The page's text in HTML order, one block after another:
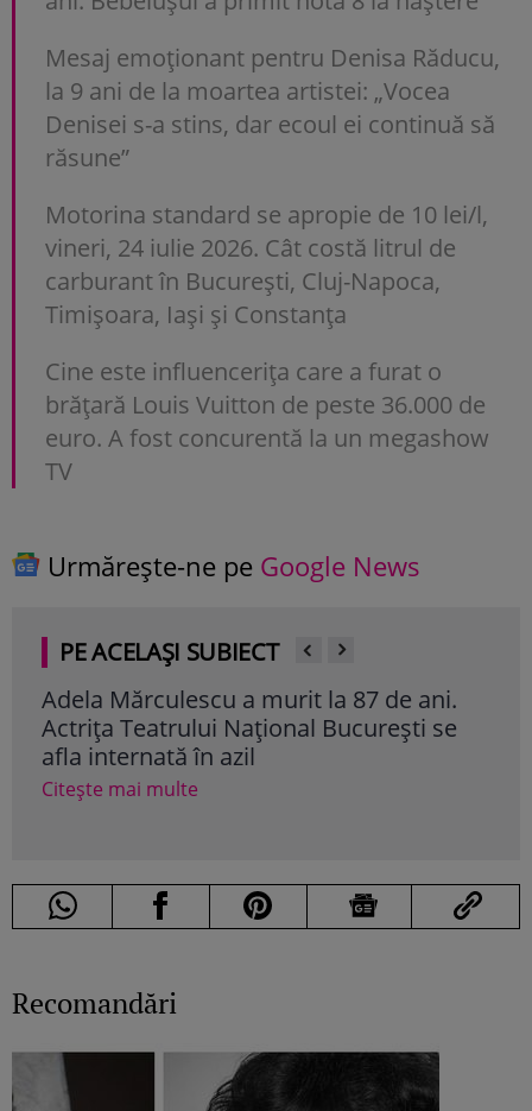
Mesaj emoționant pentru Denisa Răducu,
la 9 ani de la moartea artistei: „Vocea
Denisei s-a stins, dar ecoul ei continuă să
răsune”
Motorina standard se apropie de 10 lei/l,
vineri, 24 iulie 2026. Cât costă litrul de
carburant în București, Cluj-Napoca,
Timișoara, Iași și Constanța
Cine este influencerița care a furat o
brățară Louis Vuitton de peste 36.000 de
euro. A fost concurentă la un megashow
TV
Urmărește-ne pe Google News
PE ACELAȘI SUBIECT
Mesaj emoționant pentru Denisa
Răducu, la 9 ani de la moartea artistei:
„Vocea Denisei s-a stins, dar ecoul ei
continuă să răsune”
Recomandări